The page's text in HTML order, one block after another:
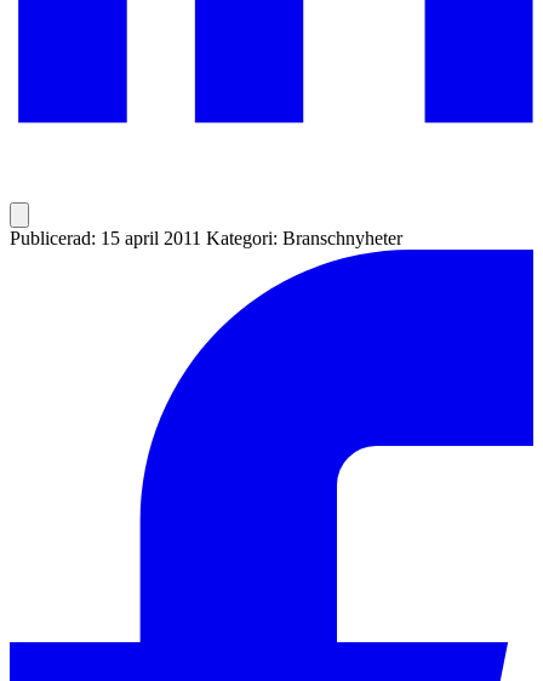
Publicerad: 15 april 2011 Kategori: Branschnyheter